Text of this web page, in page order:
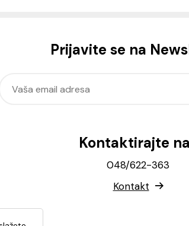
Prijavite se na
Kontaktirajte
048/622-363
Kontakt